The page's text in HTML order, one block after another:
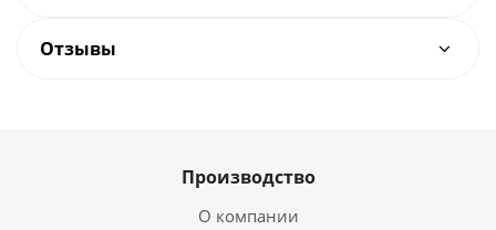
Отзывы
Производство
О компании